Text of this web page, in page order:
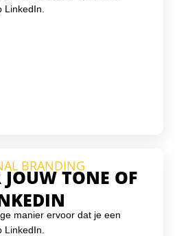
BRANDINGTONE OF
manier ervoor dat je een